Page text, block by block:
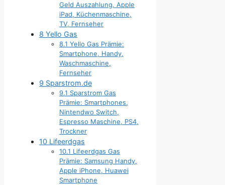
Geld Auszahlung, Apple
iPad, Küchenmaschine,
TV, Fernseher
8 Yello Gas
8.1 Yello Gas Prämie:
Smartphone, Handy,
Waschmaschine,
Fernseher
9 Sparstrom.de
9.1 Sparstrom Gas
Prämie: Smartphones,
Nintendwo Switch,
Espresso Maschine, PS4,
Trockner
10 Lifeerdgas
10.1 Lifeerdgas Gas
Prämie: Samsung Handy,
Apple iPhone, Huawei
Smartphone